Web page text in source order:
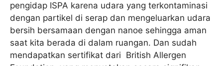
pengidap ISPA karena udara yang terkontaminasi
dengan partikel di serap dan mengeluarkan udara
bersih bersamaan dengan nanoe sehingga aman
saat kita berada di dalam ruangan. Dan sudah
mendapatkan sertifikat dari British Allergen